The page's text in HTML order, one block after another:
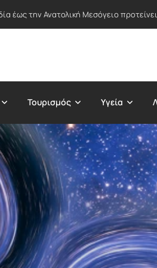
έως την Ανατολική Μεσόγειο
Τουρισμός Υγεία